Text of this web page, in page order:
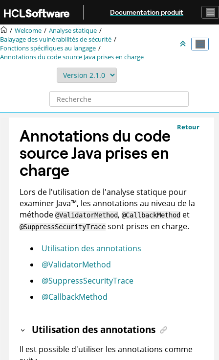
Aller au contenu principal
Documentation produit
Welcome
Analyse statique
Balayage des vulnérabilités de sécurité
Fonctions spécifiques au langage
Annotations du code source Java prises en charge
Retour
Annotations du code
source Java prises en
charge
Lors de l'utilisation de l'analyse statique pour
examiner Java™, les annotations au niveau de la
méthode @ValidatorMethod, @CallbackMethod et
@SuppressSecurityTrace sont prises en charge.
Utilisation des annotations
@ValidatorMethod
@SuppressSecurityTrace
@CallbackMethod
Utilisation des annotations
Il est possible d'utiliser les annotations comme